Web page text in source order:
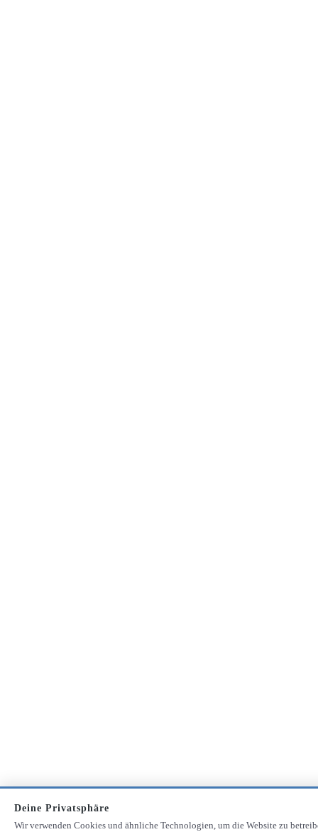
Deine Privatsphäre
Wir verwenden Cookies und ähnliche Technologien, um die Website zu